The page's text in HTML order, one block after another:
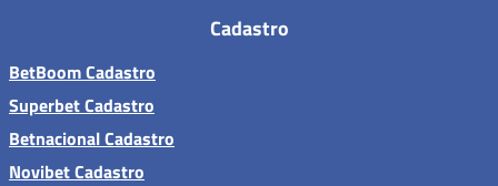
Cadastro
BetBoom Cadastro
Superbet Cadastro
Betnacional Cadastro
Novibet Cadastro